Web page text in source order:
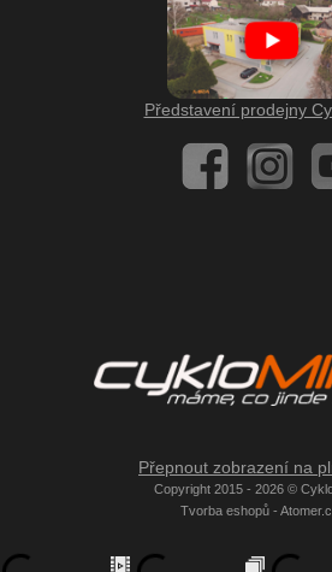
Představení prodejny
Přepnout zobrazení na
Copyright 2015 - 2026 ©
Tvorba eshopů -